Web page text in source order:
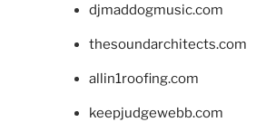
djmaddogmusic.com
thesoundarchitects.com
allin1roofing.com
keepjudgewebb.com